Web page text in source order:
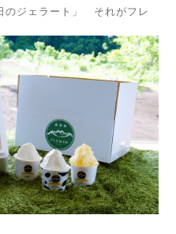
のジェラート」 それがフレ